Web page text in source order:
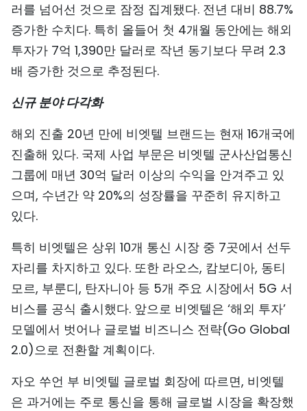
인포그래픽
메가스토리
ENGLISH
中文
РУССКИЙ
ESPAÑOL
러를 넘어선 것으로 잠정 집계됐다. 전년 대비 88.7%
증가한 수치다. 특히 올들어 첫 4개월 동안에는 해외
투자가 7억 1,390만 달러로 작년 동기보다 무려 2.3
배 증가한 것으로 추정된다.
신규 분야 다각화
해외 진출 20년 만에 비엣텔 브랜드는 현재 16개국에
진출해 있다. 국제 사업 부문은 비엣텔 군사산업통신
그룹에 매년 30억 달러 이상의 수익을 안겨주고 있
으며, 수년간 약 20%의 성장률을 꾸준히 유지하고
있다.
특히 비엣텔은 상위 10개 통신 시장 중 7곳에서 선두
자리를 차지하고 있다. 또한 라오스, 캄보디아, 동티
모르, 부룬디, 탄자니아 등 5개 주요 시장에서 5G 서
비스를 공식 출시했다. 앞으로 비엣텔은 ‘해외 투자’
모델에서 벗어나 글로벌 비즈니스 전략(Go Global
2.0)으로 전환할 계획이다.
자오 쑤언 부 비엣텔 글로벌 회장에 따르면, 비엣텔
은 과거에는 주로 통신을 통해 글로벌 시장을 확장했